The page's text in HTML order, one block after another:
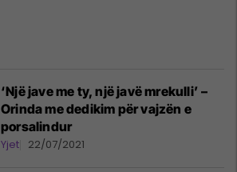
‘Një jave me ty, një javë mrekulli’ –
Orinda me dedikim për vajzën e
porsalindur
Yjet 22/07/2021